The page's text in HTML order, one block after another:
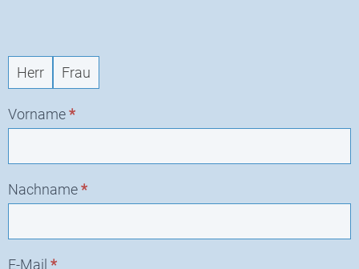
Neuanfrage
Herr Frau
Vorname*
Nachname*
E-Mail *